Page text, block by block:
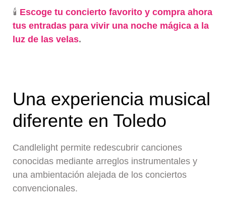
🕯️ Escoge tu concierto favorito y compra ahora
tus entradas para vivir una noche mágica a la
luz de las velas.
Una experiencia musical
diferente en Toledo
Candlelight permite redescubrir canciones
conocidas mediante arreglos instrumentales y
una ambientación alejada de los conciertos
convencionales.